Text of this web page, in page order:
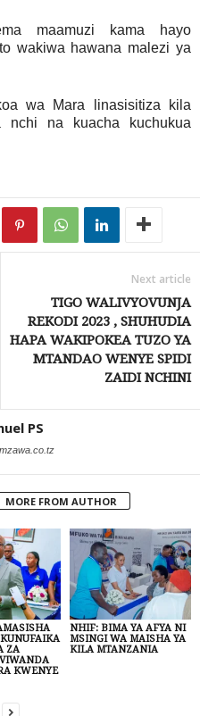
maamuzi kama hayo
wakiwa hawana malezi ya
wa Mara linasisitiza kila
nchi na kuacha kuchukua
Next article
TIGO WALIVYOVUNJA
REKODI 2023 , SHUHUDIA
HAPA WAKIPOKEA TUZO YA
MTANDAO WENYE SPIDI
ZAIDI NCHINI
PS
MORE FROM AUTHOR
ZA
KWENYE
NHIF: BIMA YA AFYA NI
MSINGI WA MAISHA YA
KILA MTANZANIA